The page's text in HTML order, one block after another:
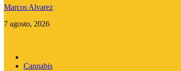
Marcos Alvarez
7 agosto, 2026
Cannabis